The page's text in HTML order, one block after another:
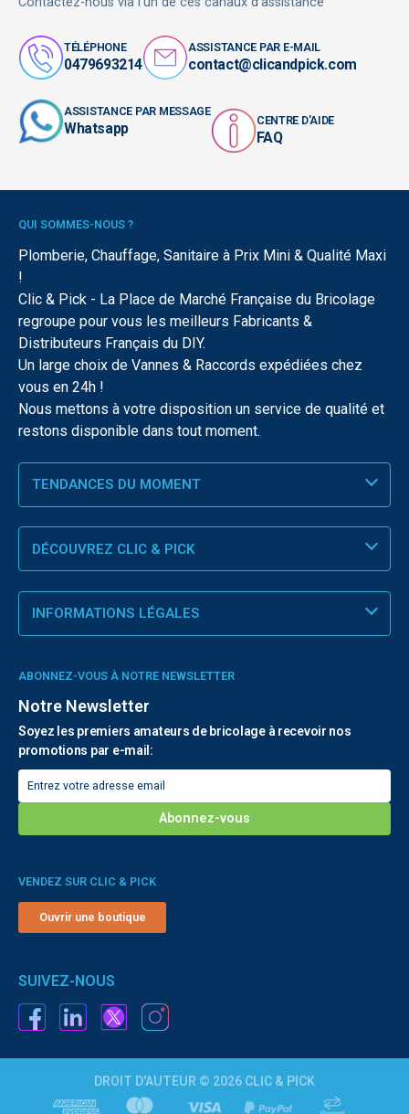
TÉLÉPHONE
0479693214
ASSISTANCE PAR E-MAIL
contact@clicandpick.com
ASSISTANCE PAR MESSAGE
Whatsapp CENTRE D'AIDE
FAQ
QUI SOMMES-NOUS ?
Plomberie, Chauffage, Sanitaire à Prix Mini & Qualité Maxi
!
Clic & Pick - La Place de Marché Française du Bricolage
regroupe pour vous les meilleurs Fabricants &
Distributeurs Français du DIY.
Un large choix de Vannes & Raccords expédiées chez
vous en 24h !
Nous mettons à votre disposition un service de qualité et
restons disponible dans tout moment.
TENDANCES DU MOMENT
DÉCOUVREZ CLIC & PICK
INFORMATIONS LÉGALES
ABONNEZ-VOUS À NOTRE NEWSLETTER
Notre Newsletter
Soyez les premiers amateurs de bricolage à recevoir nos
promotions par e-mail:
VENDEZ SUR CLIC & PICK
Ouvrir une boutique
SUIVEZ-NOUS
DROIT D'AUTEUR © 2026 CLIC & PICK